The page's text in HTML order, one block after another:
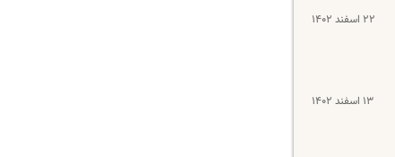
۲۲ اسفند ۱۴۰۲
۱۳ اسفند ۱۴۰۲